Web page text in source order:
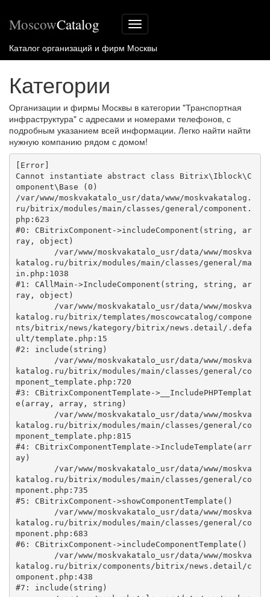
Меню
сайта
MoscowCatalog
Каталог организаций и фирм Москвы
Категории
Организации и фирмы Москвы в категории "Транспортная
инфраструктура" с адресами и номерами телефонов, с
подробным указанием всей информации. Легко найти найти
нужную компанию рядом с домом!
[Error]
Cannot instantiate abstract class Bitrix\Iblock\C
omponent\Base (0)
/var/www/moskvakatalo_usr/data/www/moskvakatalog.
ru/bitrix/modules/main/classes/general/component.
php:623
#0: CBitrixComponent->includeComponent(string, ar
ray, object)
katalog.ru/bitrix/modules/main/classes/general/ma
in.php:1038
#1: CAllMain->IncludeComponent(string, string, ar
ray, object)
katalog.ru/bitrix/templates/moscowcatalog/compone
nts/bitrix/news/kategory/bitrix/news.detail/.defa
ult/template.php:15
#2: include(string)
katalog.ru/bitrix/modules/main/classes/general/co
mponent_template.php:720
#3: CBitrixComponentTemplate->__IncludePHPTemplat
e(array, array, string)
katalog.ru/bitrix/modules/main/classes/general/co
mponent_template.php:815
#4: CBitrixComponentTemplate->IncludeTemplate(arr
ay)
katalog.ru/bitrix/modules/main/classes/general/co
mponent.php:735
#5: CBitrixComponent->showComponentTemplate()
katalog.ru/bitrix/modules/main/classes/general/co
mponent.php:683
#6: CBitrixComponent->includeComponentTemplate()
katalog.ru/bitrix/components/bitrix/news.detail/c
omponent.php:438
#7: include(string)